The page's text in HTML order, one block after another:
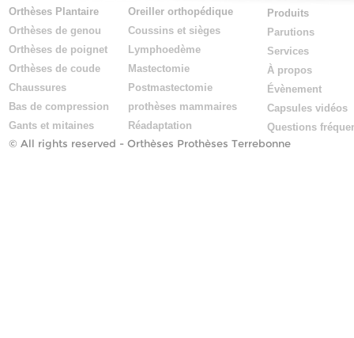
Orthèses Plantaire
Orthèses de genou
Orthèses de poignet
Orthèses de coude
Chaussures
Bas de compression
Gants et mitaines
Oreiller orthopédique
Coussins et sièges
Lymphoedème
Mastectomie
Postmastectomie
prothèses mammaires
Réadaptation
Produits
Parutions
Services
À propos
Évènement
Capsules vidéos
Questions
© All rights reserved - Orthèses Prothèses Terrebonne